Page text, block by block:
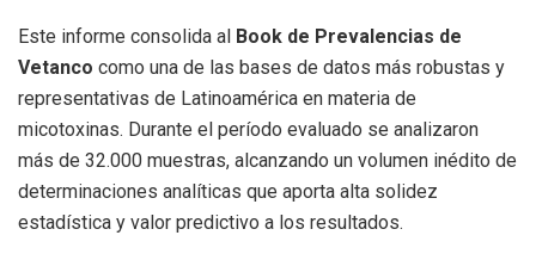
Este informe consolida al Book de Prevalencias de
Vetanco como una de las bases de datos más robustas y
representativas de Latinoamérica en materia de
micotoxinas. Durante el período evaluado se analizaron
más de 32.000 muestras, alcanzando un volumen inédito de
determinaciones analíticas que aporta alta solidez
estadística y valor predictivo a los resultados.